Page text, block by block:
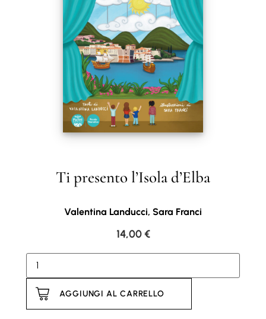
Ti presento l’Isola d’Elba
Valentina Landucci, Sara Franci
14,00€
AGGIUNGI AL CARRELLO